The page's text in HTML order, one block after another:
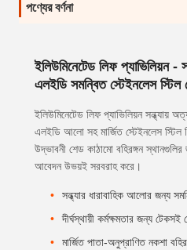
পণ্যের বর্ণনা
ইলিউমিনেটেড লিফ প্যাভিলিয়ন -
এলইডি সমন্বিত স্টেইনলেস স্টিল
ইলিউমিনেটেড লিফ প্যাভিলিয়ন সন্ধ্যায়
এলইডি আলো সহ মার্জিত স্টেইনলেস স্টিল
উদ্ভাবনী শেড কাঠামো বহিরঙ্গন
আবেদন উভয়ই সরবরাহ করে।
সন্ধ্যার ধারাবাহিক আলোর জন্য
দীর্ঘস্থায়ী কর্মক্ষমতার জন্য টেকসই
মার্জিত পাতা-অনুপ্রাণিত নকশা